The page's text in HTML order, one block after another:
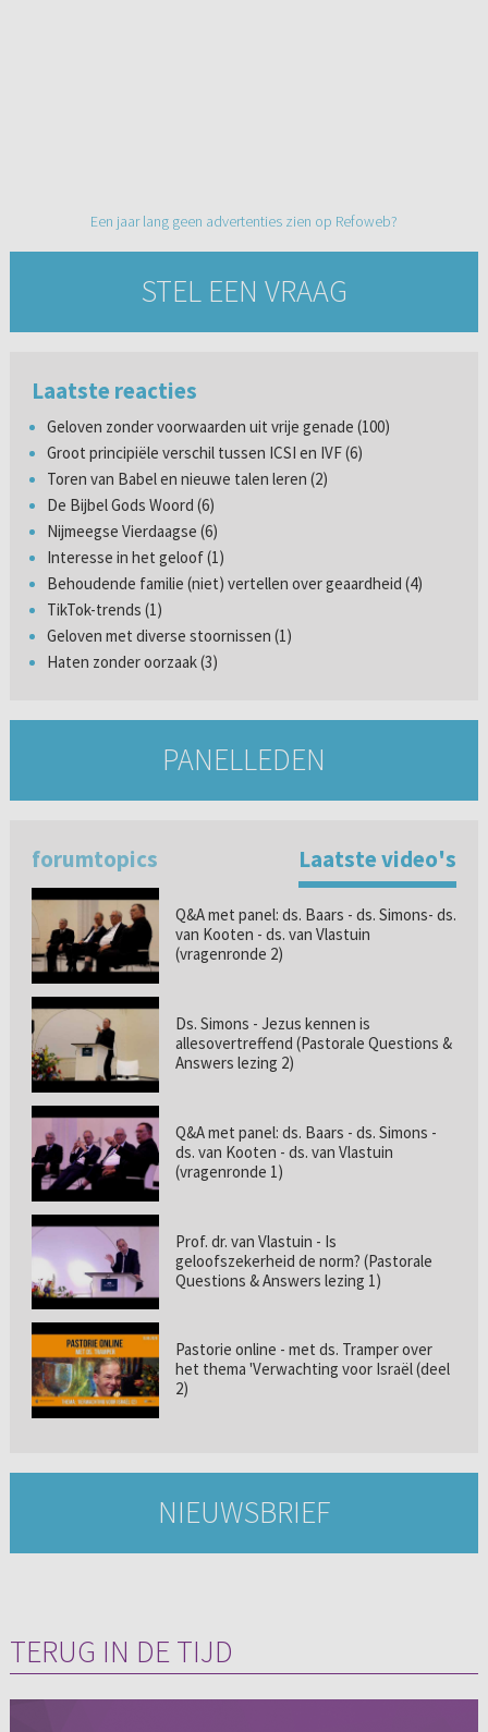
Een jaar lang geen advertenties zien op Refoweb?
STEL EEN VRAAG
Laatste reacties
Geloven zonder voorwaarden uit vrije genade (100)
Groot principiële verschil tussen ICSI en IVF (6)
Toren van Babel en nieuwe talen leren (2)
De Bijbel Gods Woord (6)
Nijmeegse Vierdaagse (6)
Interesse in het geloof (1)
Behoudende familie (niet) vertellen over geaardheid (4)
TikTok-trends (1)
Geloven met diverse stoornissen (1)
Haten zonder oorzaak (3)
PANELLEDEN
forumtopics Laatste video's
Q&A met panel: ds. Baars - ds. Simons- ds.
van Kooten - ds. van Vlastuin
(vragenronde 2)
Ds. Simons - Jezus kennen is
allesovertreffend (Pastorale Questions &
Answers lezing 2)
Q&A met panel: ds. Baars - ds. Simons -
ds. van Kooten - ds. van Vlastuin
(vragenronde 1)
Prof. dr. van Vlastuin - Is
geloofszekerheid de norm? (Pastorale
Questions & Answers lezing 1)
Pastorie online - met ds. Tramper over
het thema 'Verwachting voor Israël (deel
2)
NIEUWSBRIEF
TERUG IN DE TIJD